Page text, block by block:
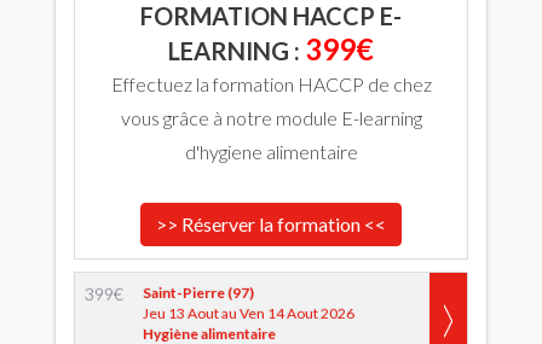
FORMATION HACCP E-
LEARNING : 399€
Effectuez la formation HACCP de chez
vous grâce à notre module E-learning
d'hygiene alimentaire
>> Réserver la formation <<
399€
Saint-Pierre (97)
Jeu 13 Aout au Ven 14 Aout 2026
Hygiène alimentaire